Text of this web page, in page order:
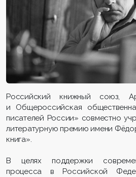
Российский книжный союз,
и Общероссийская
писателей России» совместно
литературную премию имени
книга».
В целях поддержки
процесса в Российской